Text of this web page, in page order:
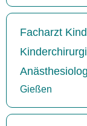
Facharzt
Gießen